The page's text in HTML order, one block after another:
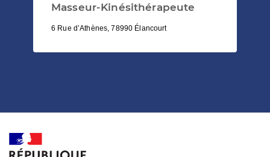
Masseur-Kinésithérapeute
6 Rue d’Athènes, 78990 Élancourt